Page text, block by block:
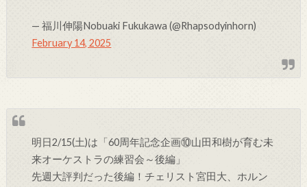
— 福川伸陽Nobuaki Fukukawa (@Rhapsodyinhorn)
February 14, 2025
明日2/15(土)は「60周年記念企画⑩山田和樹が育む未
来オーケストラの練習会～後編」
先週大評判だった後編！チェリスト宮田大、ホルン